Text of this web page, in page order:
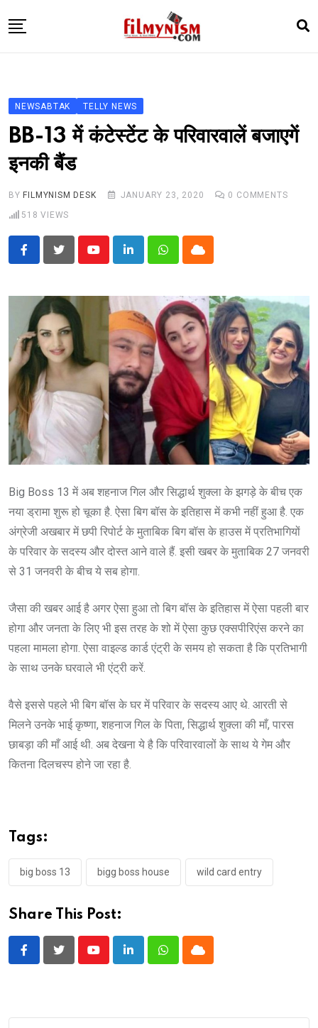
to
TELEVISION
BHOJPURI
NEWS ABTAK
STARRY SIDES
NEWSABTAK TELLY NEWS
BB-13 में कंटेस्टेंट के परिवारवालें बजाएगें
इनकी बैंड
BY FILMYNISM DESK JANUARY 23, 2020 0 COMMENTS
518 VIEWS
YoutubeLinkedInWhatsappCloud
Big Boss 13 में अब शहनाज गिल और सिद्धार्थ शुक्ला के झगड़े के बीच एक
नया ड्रामा शुरू हो चूका है. ऐसा बिग बॉस के इतिहास में कभी नहीं हुआ है. एक
अंग्रेजी अखबार में छपी रिपोर्ट के मुताबिक बिग बॉस के हाउस में प्रतिभागियों
के परिवार के सदस्य और दोस्त आने वाले हैं. इसी खबर के मुताबिक 27 जनवरी
से 31 जनवरी के बीच ये सब होगा.
जैसा की खबर आई है अगर ऐसा हुआ तो बिग बॉस के इतिहास में ऐसा पहली बार
होगा और जनता के लिए भी इस तरह के शो में ऐसा कुछ एक्सपीरिएंस करने का
पहला मामला होगा. ऐसा वाइल्ड कार्ड एंट्री के समय हो सकता है कि प्रतिभागी
के साथ उनके घरवाले भी एंट्री करें.
वैसे इससे पहले भी बिग बॉस के घर में परिवार के सदस्य आए थे. आरती से
मिलने उनके भाई कृष्णा, शहनाज गिल के पिता, सिद्धार्थ शुक्ला की माँ, पारस
छाबड़ा की माँ आई थी. अब देखना ये है कि परिवारवालों के साथ ये गेम और
कितना दिलचस्प होने जा रहा है.
Tags:
big boss 13 bigg boss house wild card entry
Share This Post:
YoutubeLinkedInWhatsappCloud